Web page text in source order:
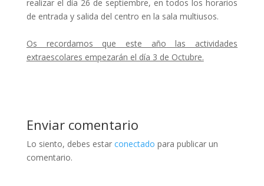
realizar el día 26 de septiembre, en todos los horarios
de entrada y salida del centro en la sala multiusos.
Os recordamos que este año las actividades
extraescolares empezarán el día 3 de Octubre.
Enviar comentario
Lo siento, debes estar conectado para publicar un
comentario.